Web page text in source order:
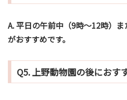
A.平日の午前中（9時〜12時）ま
がおすすめです。
Q5. 上野動物園の後におす